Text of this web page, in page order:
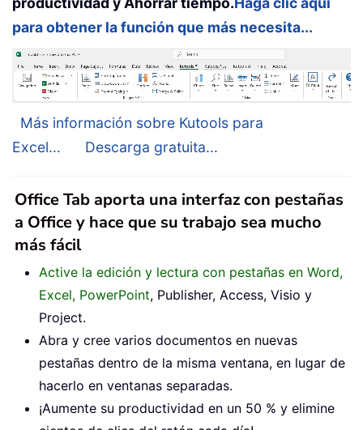
para obtener la función que más necesita...
Más información sobre Kutools para
Excel...
Descarga gratuita...
Office Tab aporta una interfaz con pestañas
a Office y hace que su trabajo sea mucho
más fácil
Active la edición y lectura con pestañas en Word,
Excel, PowerPoint, Publisher, Access, Visio y
Project.
Abra y cree varios documentos en nuevas
pestañas dentro de la misma ventana, en lugar de
hacerlo en ventanas separadas.
¡Aumente su productividad en un 50 % y elimine